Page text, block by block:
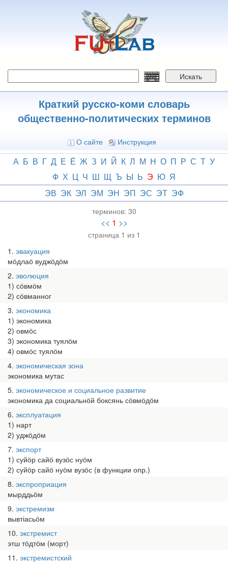
Искать
Краткий русско-коми словарь
общественно-политических терминов
О сайте Инструкция
А Б В Г Д Е Ё Ж З И Й К Л М Н О П Р С Т У
Ф Х Ц Ч Ш Щ Ъ Ы Ь Э Ю Я
ЭВ ЭК ЭЛ ЭМ ЭН ЭП ЭС ЭТ ЭФ
терминов: 30
<< 1 >>
страница 1 из 1
1 эвакуация
мӧдлаӧ вуджӧдӧм
2 эволюция
1) сӧвмӧм
2) сӧвманног
3 экономика
1) экономика
2) овмӧс
3) экономика туялӧм
4) овмӧс туялӧм
4 экономическая зона
экономика мутас
5 экономическое и социальное развитие
экономика да социальнӧй боксянь сӧвмӧдӧм
6 эксплуатация
1) нарт
2) уджӧдӧм
7 экспорт
1) суйӧр сайӧ вузӧс нуӧм
2) суйӧр сайӧ нуӧм вузӧс (в функции опр.)
8 экспроприация
мырддьӧм
9 экстремизм
вывтіасьӧм
10 экстремист
этш тӧдтӧм (морт)
11 экстремистский